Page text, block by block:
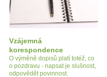
Vzájemná
korespondence
O výměně dopisů platí totéž, co
o pozdravu - napsat je slušnost,
odpovědět povinnost.